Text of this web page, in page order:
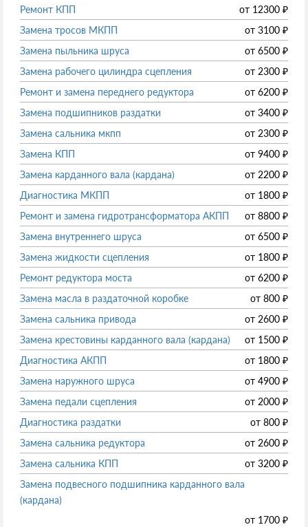
Ремонт КПП
от 12300 ₽
Замена тросов МКПП
от 3100 ₽
Замена пыльника шруса
от 6500 ₽
Замена рабочего цилиндра сцепления
от 2300 ₽
Ремонт и замена переднего редуктора
от 6200 ₽
Замена подшипников раздатки
от 3400 ₽
Замена сальника мкпп
от 2300 ₽
Замена КПП
от 9400 ₽
Замена карданного вала (кардана)
от 2200 ₽
Диагностика МКПП
от 1800 ₽
Ремонт и замена гидротрансформатора АКПП
от 8800 ₽
Замена внутреннего шруса
от 6500 ₽
Замена жидкости сцепления
от 1800 ₽
Ремонт редуктора моста
от 6200 ₽
Замена масла в раздаточной коробке
от 800 ₽
Замена сальника привода
от 2600 ₽
Замена крестовины карданного вала (кардана)
от 1500 ₽
Диагностика АКПП
от 1800 ₽
Замена наружного шруса
от 4900 ₽
Замена педали сцепления
от 2000 ₽
Диагностика раздатки
от 800 ₽
Замена сальника редуктора
от 2600 ₽
Замена сальника КПП
от 3200 ₽
Замена подвесного подшипника карданного вала
(кардана)
от 1700 ₽